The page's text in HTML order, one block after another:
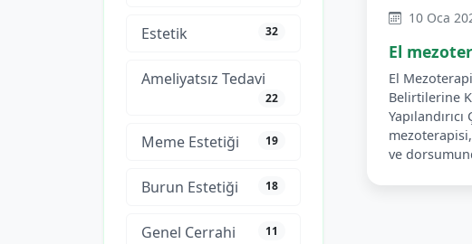
Estetik 32
Ameliyatsız Tedavi
22
Meme Estetiği 19
Burun Estetiği 18
Genel Cerrahi 11
10 Oca
El
El
Belirtilerine
ve